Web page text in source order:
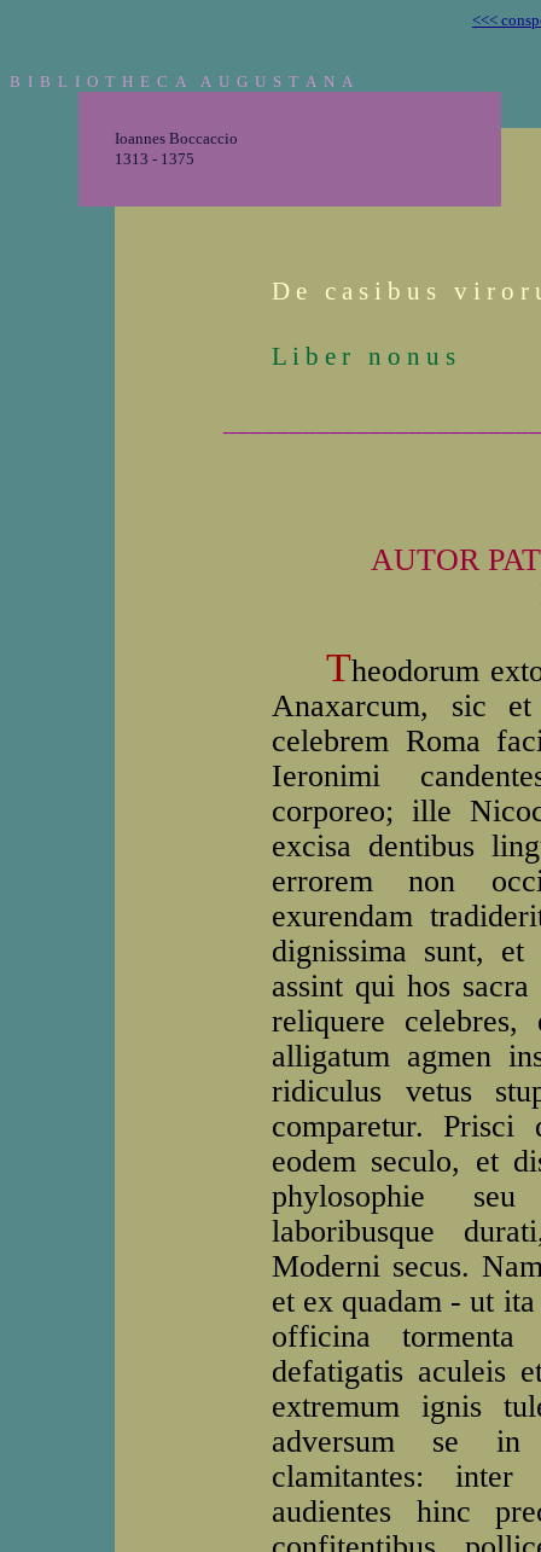
<<<
B I B L I O T H E C A A U G U S T A N A
Ioannes Boccaccio
1313 - 1375
D e c a s i b u s v i r o r
L i b e r n o n u s
AUTOR
Theodorum
Anaxarcum, sic
celebrem Roma
Ieronimi
corporeo; ille
excisa dentibus
errorem non
exurendam
dignissima sunt,
assint qui hos
reliquere
alligatum agmen
ridiculus vetus
comparetur.
eodem seculo, et
phylosophie
laboribusque
Moderni secus.
et ex quadam - ut
officina
defatigatis aculeis
extremum ignis
adversum se in
clamitantes:
audientes hinc